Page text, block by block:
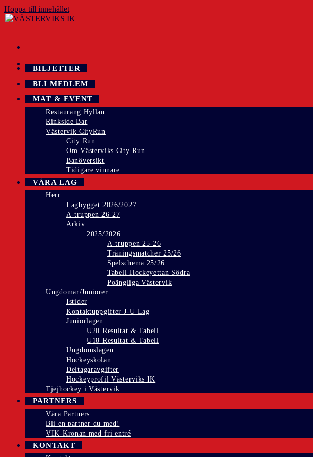
Hoppa till innehållet
BILJETTER
BLI MEDLEM
MAT & EVENT
Restaurang Hyllan
Rinkside Bar
Västervik CityRun
City Run
Om Västerviks City Run
Banöversikt
Tidigare vinnare
VÅRA LAG
Herr
Lagbygget 2026/2027
A-truppen 26-27
Arkiv
2025/2026
A-truppen 25-26
Träningsmatcher 25/26
Spelschema 25/26
Tabell Hockeyettan Södra
Poängliga Västervik
Ungdomar/Juniorer
Istider
Kontaktuppgifter J-U Lag
Juniorlagen
U20 Resultat & Tabell
U18 Resultat & Tabell
Ungdomslagen
Hockeyskolan
Deltagaravgifter
Hockeyprofil Västerviks IK
Tjejhockey i Västervik
PARTNERS
Våra Partners
Bli en partner du med!
VIK-Kronan med fri entré
KONTAKT